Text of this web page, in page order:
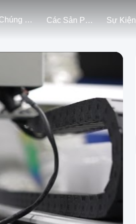
Về Chúng Tôi Các Sản Phẩm Sự Kiện